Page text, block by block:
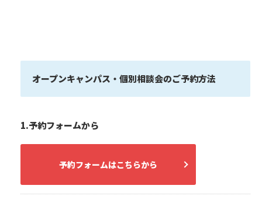
オープンキャンパス・個別相談会のご予約方法
1.予約フォームから
予約フォームはこちらから